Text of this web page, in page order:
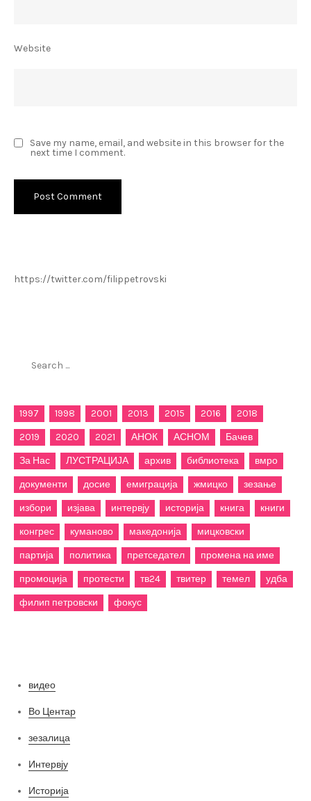
Website
Save my name, email, and website in this browser for the
next time I comment.
https://twitter.com/filippetrovski
1997 1998 2001 2013 2015 2016
2018
2019
2020 2021 АНОК АСНОМ
Бачев
За Нас
ЛУСТРАЦИЈА архив библиотека
вмро
документи
досие емиграција жмицко
зезање
избори
изјава интервју историја книга
книги
конгрес
куманово македонија
мицковски
партија
политика претседател
промена на име
промоција
протести тв24 твитер темел
удба
филип петровски
фокус
видео
Во Центар
зезалица
Интервју
Историја